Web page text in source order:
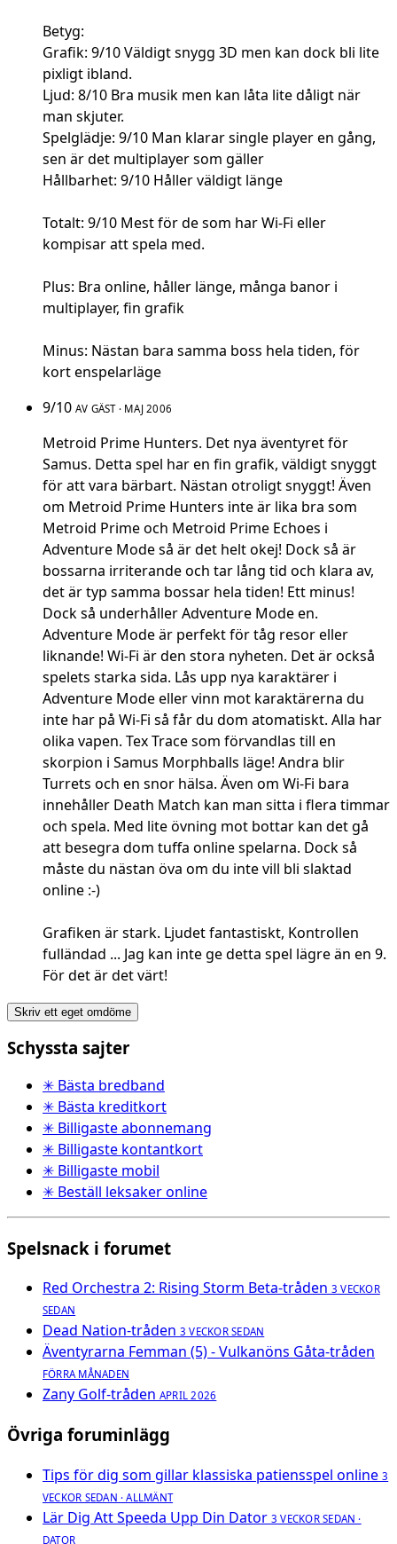
Betyg:
Grafik: 9/10 Väldigt snygg 3D men kan dock bli lite
pixligt ibland.
Ljud: 8/10 Bra musik men kan låta lite dåligt när
man skjuter.
Spelglädje: 9/10 Man klarar single player en gång,
sen är det multiplayer som gäller
Hållbarhet: 9/10 Håller väldigt länge
Totalt: 9/10 Mest för de som har Wi-Fi eller
kompisar att spela med.
Plus: Bra online, håller länge, många banor i
multiplayer, fin grafik
Minus: Nästan bara samma boss hela tiden, för
kort enspelarläge
9/10 AV GÄST · MAJ 2006
Metroid Prime Hunters. Det nya äventyret för
Samus. Detta spel har en fin grafik, väldigt snyggt
för att vara bärbart. Nästan otroligt snyggt! Även
om Metroid Prime Hunters inte är lika bra som
Metroid Prime och Metroid Prime Echoes i
Adventure Mode så är det helt okej! Dock så är
bossarna irriterande och tar lång tid och klara av,
det är typ samma bossar hela tiden! Ett minus!
Dock så underhåller Adventure Mode en.
Adventure Mode är perfekt för tåg resor eller
liknande! Wi-Fi är den stora nyheten. Det är också
spelets starka sida. Lås upp nya karaktärer i
Adventure Mode eller vinn mot karaktärerna du
inte har på Wi-Fi så får du dom atomatiskt. Alla har
olika vapen. Tex Trace som förvandlas till en
skorpion i Samus Morphballs läge! Andra blir
Turrets och en snor hälsa. Även om Wi-Fi bara
innehåller Death Match kan man sitta i flera timmar
och spela. Med lite övning mot bottar kan det gå
att besegra dom tuffa online spelarna. Dock så
måste du nästan öva om du inte vill bli slaktad
online :-)
Grafiken är stark. Ljudet fantastiskt, Kontrollen
fulländad ... Jag kan inte ge detta spel lägre än en 9.
För det är det värt!
Skriv ett eget omdöme
Schyssta sajter
✳ Bästa bredband
✳ Bästa kreditkort
✳ Billigaste abonnemang
✳ Billigaste kontantkort
✳ Billigaste mobil
✳ Beställ leksaker online
Spelsnack i forumet
Red Orchestra 2: Rising Storm Beta-tråden 3 VECKOR
SEDAN
Dead Nation-tråden 3 VECKOR SEDAN
Äventyrarna Femman (5) - Vulkanöns Gåta-tråden
FÖRRA MÅNADEN
Zany Golf-tråden APRIL 2026
Övriga foruminlägg
Tips för dig som gillar klassiska patiensspel online 3
VECKOR SEDAN · ALLMÄNT
Lär Dig Att Speeda Upp Din Dator 3 VECKOR SEDAN ·
DATOR